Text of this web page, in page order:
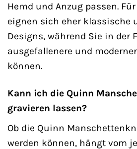
Hemd und Anzug passen.
eignen sich eher klassische
Designs, während Sie in der
ausgefallenere und
können.
Kann ich die Quinn
gravieren lassen?
Ob die Quinn
werden können, hängt vom